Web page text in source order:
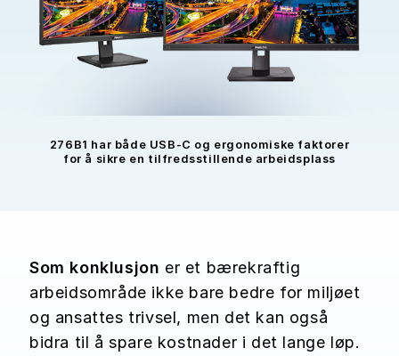
276B1 har både USB-C og ergonomiske faktorer
for å sikre en tilfredsstillende arbeidsplass
Som konklusjon er et bærekraftig
arbeidsområde ikke bare bedre for miljøet
og ansattes trivsel, men det kan også
bidra til å spare kostnader i det lange løp.